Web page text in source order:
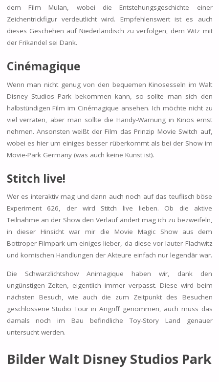
dem Film Mulan, wobei die Entstehungsgeschichte einer
Zeichentrickfigur verdeutlicht wird. Empfehlenswert ist es auch
dieses Geschehen auf Niederländisch zu verfolgen, dem Witz mit
der Frikandel sei Dank.
Cinémagique
Wenn man nicht genug von den bequemen Kinosesseln im Walt
Disney Studios Park bekommen kann, so sollte man sich den
halbstündigen Film im Cinémagique ansehen. Ich möchte nicht zu
viel verraten, aber man sollte die Handy-Warnung in Kinos ernst
nehmen. Ansonsten weißt der Film das Prinzip Movie Switch auf,
wobei es hier um einiges besser rüberkommt als bei der Show im
Movie-Park Germany (was auch keine Kunst ist).
Stitch live!
Wer es interaktiv mag und dann auch noch auf das teuflisch böse
Experiment 626, der wird Stitch live lieben. Ob die aktive
Teilnahme an der Show den Verlauf ändert mag ich zu bezweifeln,
in dieser Hinsicht war mir die Movie Magic Show aus dem
Bottroper Filmpark um einiges lieber, da diese vor lauter Flachwitz
und komischen Handlungen der Akteure einfach nur legendär war.
Die Schwarzlichtshow Animagique haben wir, dank den
ungünstigen Zeiten, eigentlich immer verpasst. Diese wird beim
nächsten Besuch, wie auch die zum Zeitpunkt des Besuchen
geschlossene Studio Tour in Angriff genommen, auch muss das
damals noch im Bau befindliche Toy-Story Land genauer
untersucht werden.
Bilder Walt Disney Studios Park